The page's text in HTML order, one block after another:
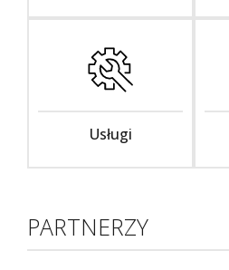
Usługi
PARTNERZY